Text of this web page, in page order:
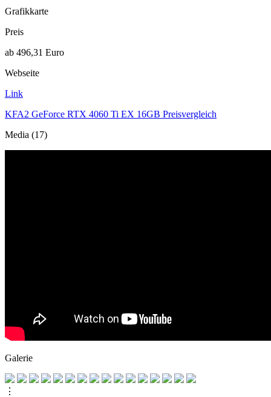
Grafikkarte
Preis
ab 496,31 Euro
Webseite
Link
KFA2 GeForce RTX 4060 Ti EX 16GB Preisvergleich
Media (17)
Galerie
⋮